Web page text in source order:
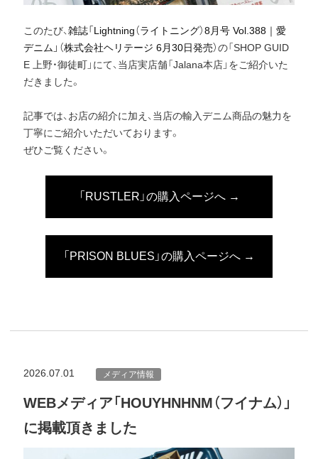
このたび、雑誌「Lightning（ライトニング）8月号 Vol.388｜愛
デニム」（株式会社ヘリテージ 6月30日発売）の「SHOP GUID
E 上野・御徒町」にて、当店実店舗「Jalana本店」をご紹介いた
だきました。
記事では、お店の紹介に加え、当店の輸入デニム商品の魅力を
丁寧にご紹介いただいております。
ぜひご覧ください。
「RUSTLER」の購入ページへ →
「PRISON BLUES」の購入ページへ →
2026.07.01 メディア情報
WEBメディア「HOUYHNHNM（フイナム）」
に掲載頂きました